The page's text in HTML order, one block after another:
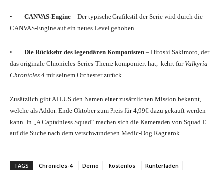
• CANVAS-Engine – Der typische Grafikstil der Serie wird durch die
CANVAS-Engine auf ein neues Level gehoben.
• Die Rückkehr des legendären Komponisten – Hitoshi Sakimoto, der
das originale Chronicles-Series-Theme komponiert hat, kehrt fürValkyria
Chronicles 4 mit seinem Orchester zurück.
Zusätzlich gibt ATLUS den Namen einer zusätzlichen Mission bekannt,
welche als Addon Ende Oktober zum Preis für 4,99€ dazu gekauft werden
kann. In „A Captainless Squad“ machen sich die Kameraden von Squad E
auf die Suche nach dem verschwundenen Medic-Dog Ragnarok.
TAGS Chronicles-4 Demo Kostenlos
Runterladen